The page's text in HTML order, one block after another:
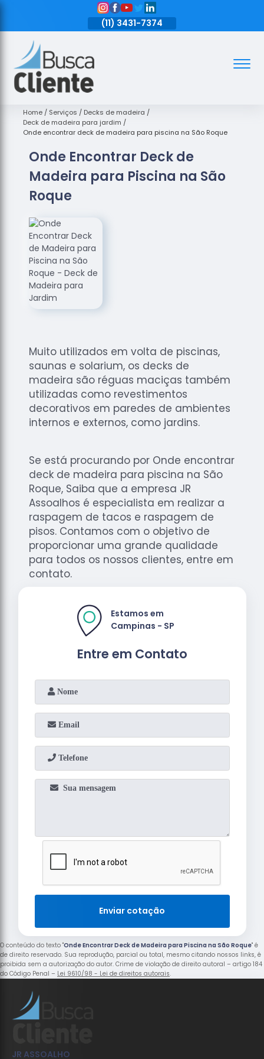
(11) 3431-7374
Assoalhos
de Madeira
Decks de
Empresas
de
de Madeira
Loja de
Assoalhos
Raspagem
Assoalhos
Raspagem
de Tacos
de
Madeiras
Raspagens
de Pisos
Tacos de
Home Serviços
Decks de madeira
Deck de madeira para jardim
Onde encontrar deck de madeira para piscina na São Roque
Onde Encontrar Deck de
Madeira para Piscina na São
Roque
Muito utilizados em volta de piscinas,
saunas e solarium, os decks de
madeira são réguas maciças também
utilizadas como revestimentos
decorativos em paredes de ambientes
internos e externos, como jardins.
Se está procurando por Onde encontrar
deck de madeira para piscina na São
Roque, Saiba que a empresa JR
Assoalhos é especialista em realizar a
raspagem de tacos e raspagem de
pisos. Contamos com o objetivo de
proporcionar uma grande qualidade
para todos os nossos clientes, entre em
contato.
Entre em Contato
Estamos em
Campinas - SP
Enviar cotação
O conteúdo do texto "Onde Encontrar Deck de Madeira para Piscina na São Roque" é
de direito reservado. Sua reprodução, parcial ou total, mesmo citando nossos links, é
proibida sem a autorização do autor. Crime de violação de direito autoral – artigo 184
do Código Penal – Lei 9610/98 - Lei de direitos autorais.
JR ASSOALHO